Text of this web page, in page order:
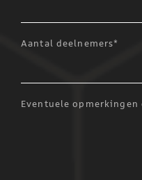
Aantal deelnemers*
Eventuele